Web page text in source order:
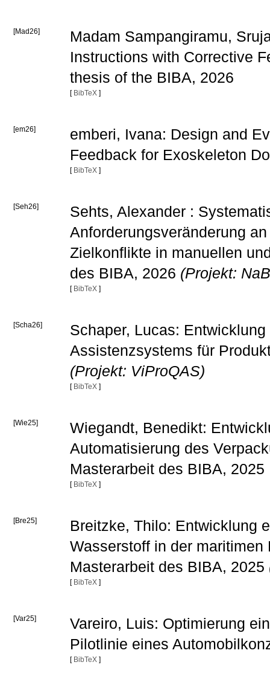
[Mad26]
Madam Sampangiramu,
Instructions with Corrective
thesis of the BIBA, 2026
[ BibTeX ]
[em26]
emberi, Ivana: Design and
Feedback for Exoskeleton
[ BibTeX ]
[Seh26]
Sehts, Alexander :
Anforderungsveränderung
Zielkonflikte in manuellen
des BIBA, 2026 (Projekt:
[ BibTeX ]
[Scha26]
Schaper, Lucas:
Assistenzsystems für
(Projekt: ViProQAS)
[ BibTeX ]
[Wie25]
Wiegandt, Benedikt:
Automatisierung des
Masterarbeit des BIBA, 2025
[ BibTeX ]
[Bre25]
Breitzke, Thilo: Entwicklung
Wasserstoff in der
Masterarbeit des BIBA, 2025
[ BibTeX ]
[Var25]
Vareiro, Luis: Optimierung
Pilotlinie eines
[ BibTeX ]